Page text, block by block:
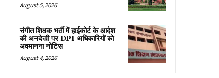
August 5, 2026
संगीत शिक्षक भर्ती में हाईकोर्ट के आदेश
की अनदेखी पर DPI अधिकारियों को
अवमानना नोटिस
August 4, 2026